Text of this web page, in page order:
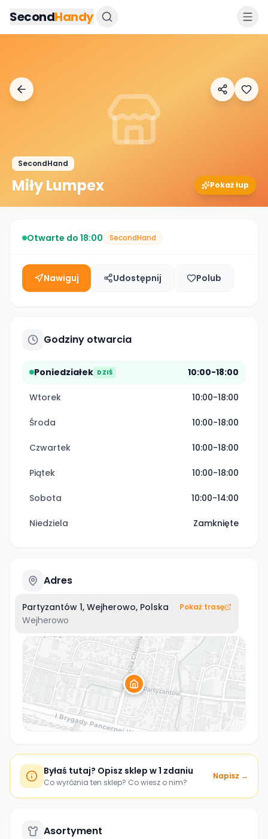
SecondHandy
SecondHand
Miły Lumpex Pokaż łup
Otwarte do 18:00 SecondHand
Nawiguj Udostępnij Polub
Godziny otwarcia
Poniedziałek DZIŚ 10:00-18:00
Wtorek 10:00-18:00
Środa 10:00-18:00
Czwartek 10:00-18:00
Piątek 10:00-18:00
Sobota 10:00-14:00
Niedziela Zamknięte
Adres
Partyzantów 1, Wejherowo, Polska
Wejherowo
Pokaż trasę
Byłaś tutaj? Opisz sklep w 1 zdaniu
Co wyróżnia ten sklep? Co wiesz o nim?
Napisz →
Asortyment